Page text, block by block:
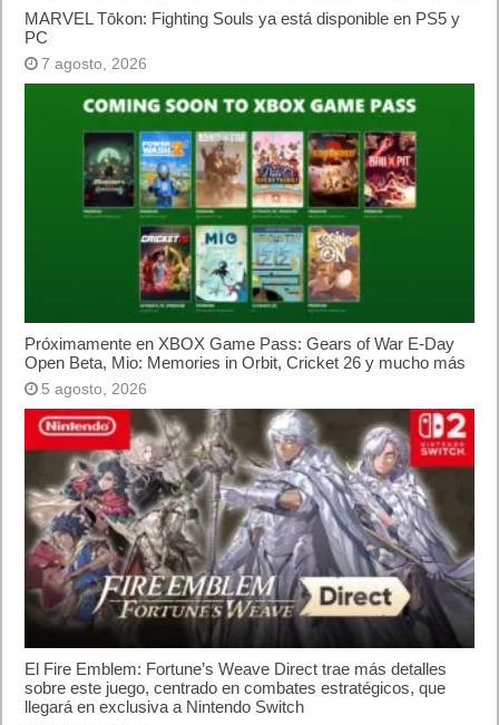
MARVEL Tōkon: Fighting Souls ya está disponible en PS5 y
PC
7 agosto, 2026
Próximamente en XBOX Game Pass: Gears of War E-Day
Open Beta, Mio: Memories in Orbit, Cricket 26 y mucho más
5 agosto, 2026
El Fire Emblem: Fortune’s Weave Direct trae más detalles
sobre este juego, centrado en combates estratégicos, que
llegará en exclusiva a Nintendo Switch